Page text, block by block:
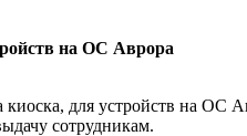
на ОС Аврора
для устройств на ОС
сотрудникам.